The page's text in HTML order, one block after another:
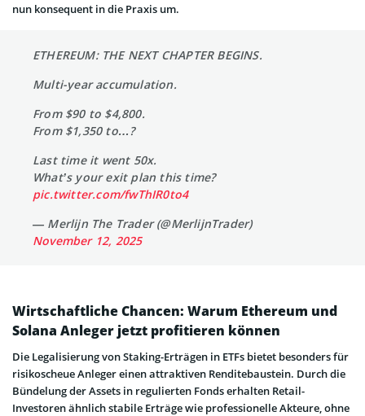
nun konsequent in die Praxis um.
ETHEREUM: THE NEXT CHAPTER BEGINS.
Multi-year accumulation.
From $90 to $4,800.
From $1,350 to…?
Last time it went 50x.
What’s your exit plan this time?
pic.twitter.com/fwThIR0to4
— Merlijn The Trader (@MerlijnTrader)
November 12, 2025
Wirtschaftliche Chancen: Warum Ethereum und
Solana Anleger jetzt profitieren können
Die Legalisierung von Staking-Erträgen in ETFs bietet besonders für
risikoscheue Anleger einen attraktiven Renditebaustein. Durch die
Bündelung der Assets in regulierten Fonds erhalten Retail-
Investoren ähnlich stabile Erträge wie professionelle Akteure, ohne